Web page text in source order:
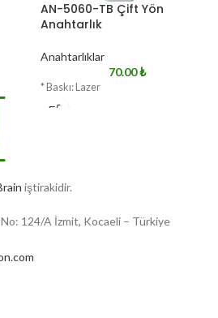
AN-5060-TB Çift Yön
Anahtarlık
Anahtarlıklar
70.00₺
* Baskı: Lazer
iştirakidir.
No: 124/A İzmit, Kocaeli – Türkiye